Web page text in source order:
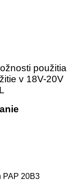
použitia
v 18V-20V
PAP 20B3